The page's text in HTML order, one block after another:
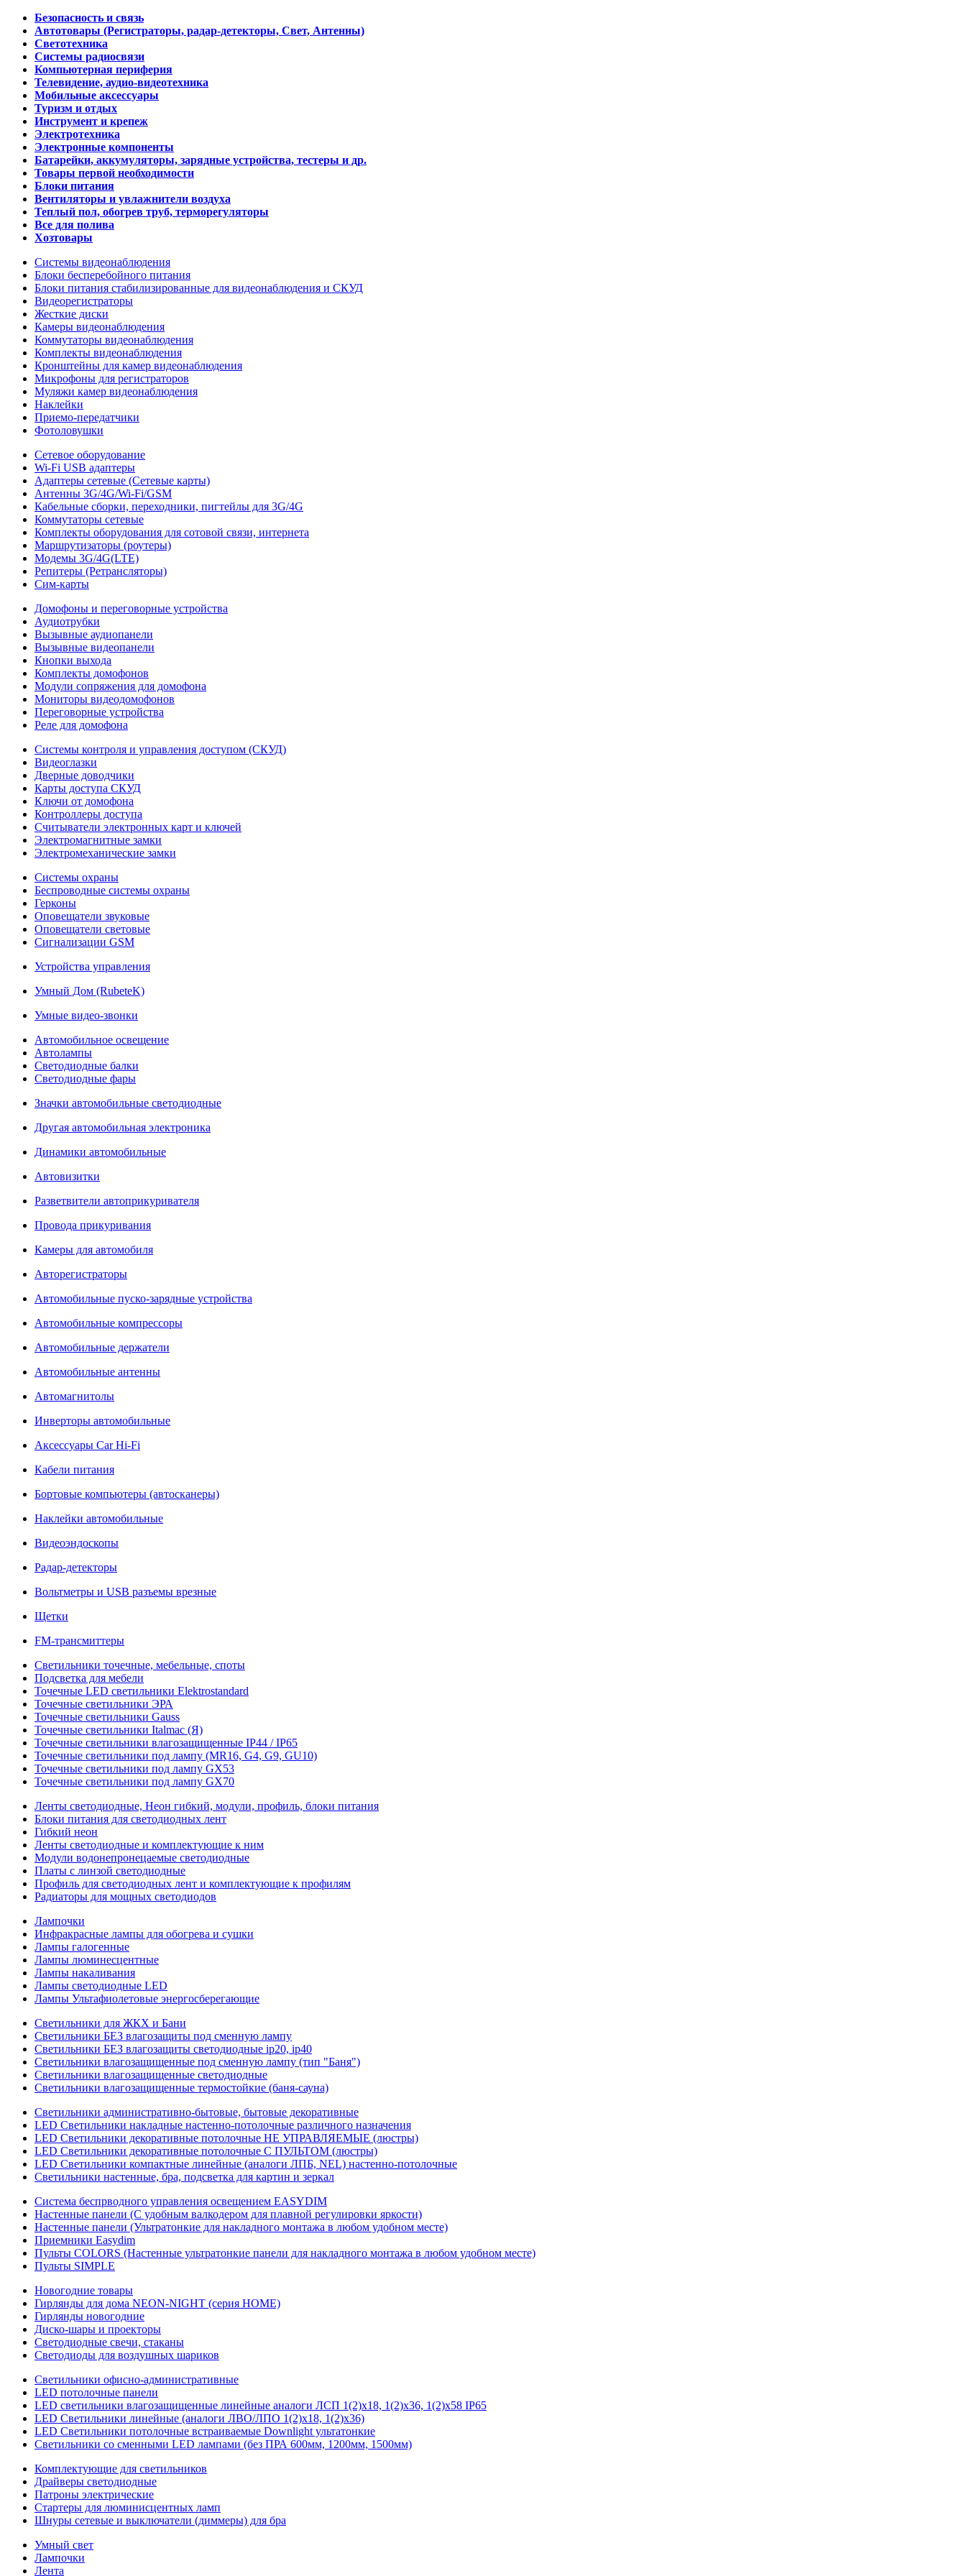
Безопасность и связь
Автотовары (Регистраторы, радар-детекторы, Свет, Антенны)
Светотехника
Системы радиосвязи
Компьютерная периферия
Телевидение, аудио-видеотехника
Мобильные аксессуары
Туризм и отдых
Инструмент и крепеж
Электротехника
Электронные компоненты
Батарейки, аккумуляторы, зарядные устройства, тестеры и др.
Товары первой необходимости
Блоки питания
Вентиляторы и увлажнители воздуха
Теплый пол, обогрев труб, терморегуляторы
Все для полива
Хозтовары
Системы видеонаблюдения
Блоки бесперебойного питания
Блоки питания стабилизированные для видеонаблюдения и СКУД
Видеорегистраторы
Жесткие диски
Камеры видеонаблюдения
Коммутаторы видеонаблюдения
Комплекты видеонаблюдения
Кронштейны для камер видеонаблюдения
Микрофоны для регистраторов
Муляжи камер видеонаблюдения
Наклейки
Приемо-передатчики
Фотоловушки
Сетевое оборудование
Wi-Fi USB адаптеры
Адаптеры сетевые (Сетевые карты)
Антенны 3G/4G/Wi-Fi/GSM
Кабельные сборки, переходники, пигтейлы для 3G/4G
Коммутаторы сетевые
Комплекты оборудования для сотовой связи, интернета
Маршрутизаторы (роутеры)
Модемы 3G/4G(LTE)
Репитеры (Ретрансляторы)
Сим-карты
Домофоны и переговорные устройства
Аудиотрубки
Вызывные аудиопанели
Вызывные видеопанели
Кнопки выхода
Комплекты домофонов
Модули сопряжения для домофона
Мониторы видеодомофонов
Переговорные устройства
Реле для домофона
Системы контроля и управления доступом (СКУД)
Видеоглазки
Дверные доводчики
Карты доступа СКУД
Ключи от домофона
Контроллеры доступа
Считыватели электронных карт и ключей
Электромагнитные замки
Электромеханические замки
Системы охраны
Беспроводные системы охраны
Герконы
Оповещатели звуковые
Оповещатели световые
Сигнализации GSM
Устройства управления
Умный Дом (RubeteK)
Умные видео-звонки
Автомобильное освещение
Автолампы
Светодиодные балки
Светодиодные фары
Значки автомобильные светодиодные
Другая автомобильная электроника
Динамики автомобильные
Автовизитки
Разветвители автоприкуривателя
Провода прикуривания
Камеры для автомобиля
Авторегистраторы
Автомобильные пуско-зарядные устройства
Автомобильные компрессоры
Автомобильные держатели
Автомобильные антенны
Автомагнитолы
Инверторы автомобильные
Аксессуары Car Hi-Fi
Кабели питания
Бортовые компьютеры (автосканеры)
Наклейки автомобильные
Видеоэндоскопы
Радар-детекторы
Вольтметры и USB разъемы врезные
Щетки
FM-трансмиттеры
Светильники точечные, мебельные, споты
Подсветка для мебели
Точечные LED светильники Elektrostandard
Точечные светильники ЭРА
Точечные светильники Gauss
Точечные светильники Italmac (Я)
Точечные светильники влагозащищенные IP44 / IP65
Точечные светильники под лампу (MR16, G4, G9, GU10)
Точечные светильники под лампу GX53
Точечные светильники под лампу GX70
Ленты светодиодные, Неон гибкий, модули, профиль, блоки питания
Блоки питания для светодиодных лент
Гибкий неон
Ленты светодиодные и комплектующие к ним
Модули водонепронецаемые светодиодные
Платы с линзой светодиодные
Профиль для светодиодных лент и комплектующие к профилям
Радиаторы для мощных светодиодов
Лампочки
Инфракрасные лампы для обогрева и сушки
Лампы галогенные
Лампы люминесцентные
Лампы накаливания
Лампы светодиодные LED
Лампы Ультафиолетовые энергосберегающие
Светильники для ЖКХ и Бани
Светильники БЕЗ влагозащиты под сменную лампу
Светильники БЕЗ влагозащиты светодиодные ip20, ip40
Светильники влагозащищенные под сменную лампу (тип "Баня")
Светильники влагозащищенные светодиодные
Светильники влагозащищенные термостойкие (баня-сауна)
Светильники административно-бытовые, бытовые декоративные
LED Cветильники накладные настенно-потолочные различного назначения
LED Светильники декоративные потолочные НЕ УПРАВЛЯЕМЫЕ (люстры)
LED Светильники декоративные потолочные С ПУЛЬТОМ (люстры)
LED Светильники компактные линейные (аналоги ЛПБ, NEL) настенно-потолочные
Светильники настенные, бра, подсветка для картин и зеркал
Система беспрводного управления освещением EASYDIM
Настенные панели (С удобным валкодером для плавной регулировки яркости)
Настенные панели (Ультратонкие для накладного монтажа в любом удобном месте)
Приемники Easydim
Пульты COLORS (Настенные ультратонкие панели для накладного монтажа в любом удобном месте)
Пульты SIMPLE
Новогодние товары
Гирлянды для дома NEON-NIGHT (серия HOME)
Гирлянды новогодние
Диско-шары и проекторы
Светодиодные свечи, стаканы
Светодиоды для воздушных шариков
Светильники офисно-административные
LED потолочные панели
LED светильники влагозащищенные линейные аналоги ЛСП 1(2)х18, 1(2)х36, 1(2)х58 IP65
LED Светильники линейные (аналоги ЛВО/ЛПО 1(2)х18, 1(2)х36)
LED Светильники потолочные встраиваемые Downlight ультатонкие
Светильники со сменными LED лампами (без ПРА 600мм, 1200мм, 1500мм)
Комплектующие для светильников
Драйверы светодиодные
Патроны электрические
Стартеры для люминисцентных ламп
Шнуры сетевые и выключатели (диммеры) для бра
Умный свет
Лампочки
Лента